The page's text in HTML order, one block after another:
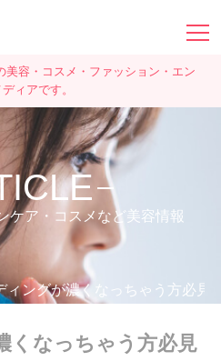
美容・コスメ・ファッション・エン
ィアです。
ケア・コスメなど美容情報
ィングが濃くなっちゃう方必見
くなっちゃう方必見